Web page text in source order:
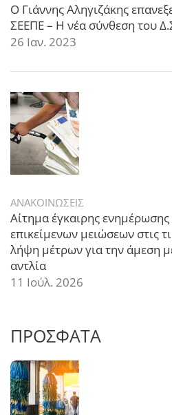
Ο Γιάννης Αληγιζάκης
ΣΕΕΠΕ – Η νέα σύνθεση του
26 Ιαν. 2023
ΑΝΑΚΟΙΝΩΣΕΙΣ
Αίτημα έγκαιρης
επικείμενων μειώσεων στις
λήψη μέτρων για την άμεση
αντλία
11 Ιούλ. 2026
ΠΡΟΣΦΑΤΑ